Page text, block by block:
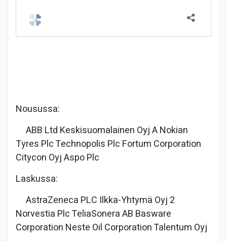
Nousussa:
ABB Ltd Keskisuomalainen Oyj A Nokian
Tyres Plc Technopolis Plc Fortum Corporation
Citycon Oyj Aspo Plc
Laskussa:
AstraZeneca PLC Ilkka-Yhtymä Oyj 2
Norvestia Plc TeliaSonera AB Basware
Corporation Neste Oil Corporation Talentum Oyj